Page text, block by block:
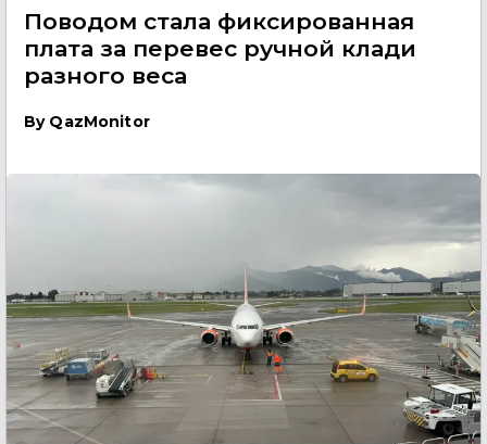
Поводом стала фиксированная
плата за перевес ручной клади
разного веса
By QazMonitor